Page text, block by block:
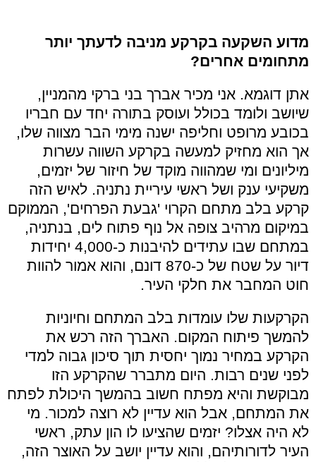
מדוע השקעה בקרקע מניבה לדעתך יותר
מתחומים אחרים?
אתן דוגמא. אני מכיר אברך בני ברקי מהמניין,
שיושב ולומד בכולל ועוסק בתורה יחד עם חבריו
בכובע מרופט וחליפה ישנה מימי הבר מצווה שלו,
אך הוא מחזיק למעשה בקרקע השווה עשרות
מיליונים ומי שמהווה מוקד של חיזור של יזמים,
משקיעי ענק ושל ראשי עיריית נתניה. לאיש הזה
קרקע בלב מתחם הקרוי 'גבעת הפרחים', הממוקם
במיקום מרהיב צופה אל נוף פתוח לים, בנתניה,
במתחם שבו עתידים להיבנות כ-4,000 יחידות
דיור על שטח של כ-870 דונם, והוא אמור להוות
חוט המחבר את חלקי העיר.
הקרקעות שלו עומדות בלב המתחם וחיוניות
להמשך פיתוח המקום. האברך הזה רכש את
הקרקע במחיר נמוך יחסית תוך סיכון גבוה למדי
לפני שנים רבות. היום מתברר שהקרקע הזו
מבוקשת והיא מפתח חשוב בהמשך היכולת לפתח
את המתחם, אבל הוא עדיין לא רוצה למכור. מי
לא היה אצלו? יזמים שהציעו לו הון עתק, ראשי
העיר לדורותיהם, והוא עדיין יושב על האוצר הזה,